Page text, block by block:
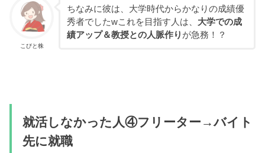
こびと株
ちなみに彼は、大学時代からかなりの成績優
秀者でしたwこれを目指す人は、 大学での成
績アップ＆教授との人脈作り が急務！？
就活しなかった人④フリーター→バイト
先に就職